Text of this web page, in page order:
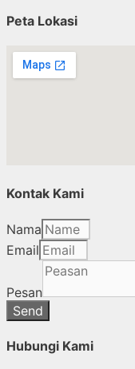
Peta Lokasi
Kontak Kami
Nama
Email
Pesan
Send
Hubungi Kami